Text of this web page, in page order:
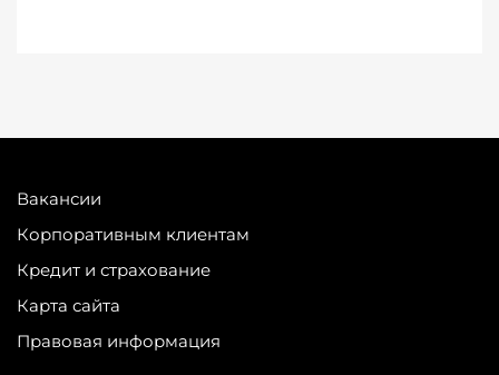
Вакансии
Корпоративным клиентам
Кредит и страхование
Карта сайта
Правовая информация